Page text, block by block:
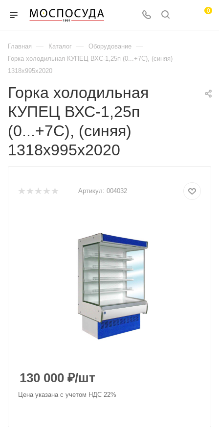
0
Главная — Каталог — Оборудование —
Горка холодильная КУПЕЦ ВХС-1,25п (0...+7С), (синяя)
1318х995х2020
Горка холодильная
КУПЕЦ ВХС-1,25п
(0...+7С), (синяя)
1318х995х2020
Артикул: 004032
130 000 ₽/шт
Цена указана с учетом НДС 22%